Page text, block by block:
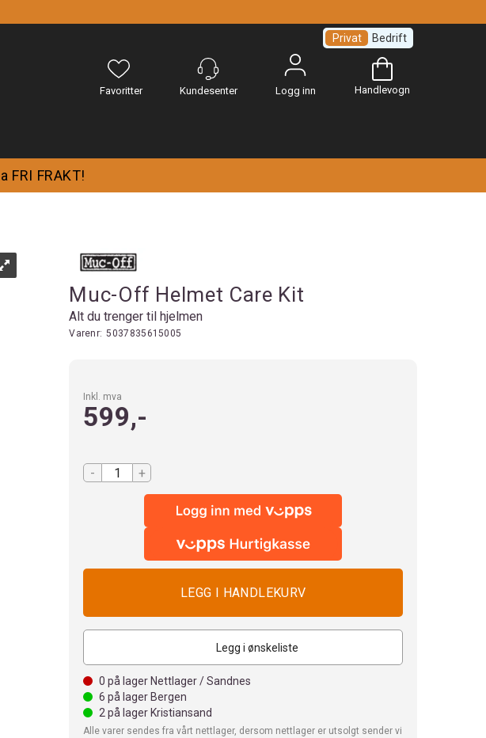
Logg inn
Privat Bedrift
Handlevogn
FRI FRAKT!
Muc-Off Helmet Care Kit
Alt du trenger til hjelmen
Varenr: 5037835615005
Inkl. mva
599,-
- +
Legg i ønskeliste
0 på lager Nettlager / Sandnes
6 på lager Bergen
2 på lager Kristiansand
Alle varer sendes fra vårt nettlager, dersom nettlager er utsolgt sender vi